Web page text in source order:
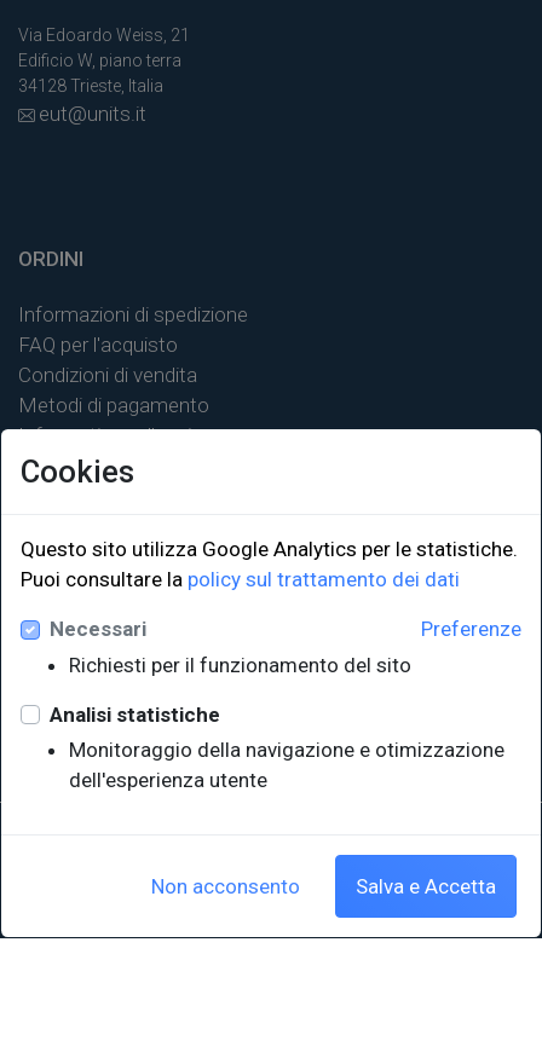
Via Edoardo Weiss, 21
Edificio W, piano terra
34128 Trieste, Italia
eut@units.it
ORDINI
Informazioni di spedizione
FAQ per l'acquisto
Condizioni di vendita
Metodi di pagamento
Informativa sulla privacy
LINK ISTITUZIONALI
Università degli Studi di Trieste
Sistema Bibliotecario di Ateneo
EUT in cifre
P.IVA 00211830328 - C.F. 80013890324 - P.E.C.: ateneo@pec.units.it
Cookies
Questo sito utilizza Google Analytics per le statistiche.
Puoi consultare la policy sul trattamento dei dati
Preferenze
Necessari
Richiesti per il funzionamento del sito
Analisi statistiche
Monitoraggio della navigazione e otimizzazione
dell'esperienza utente
Non acconsento Salva e Accetta